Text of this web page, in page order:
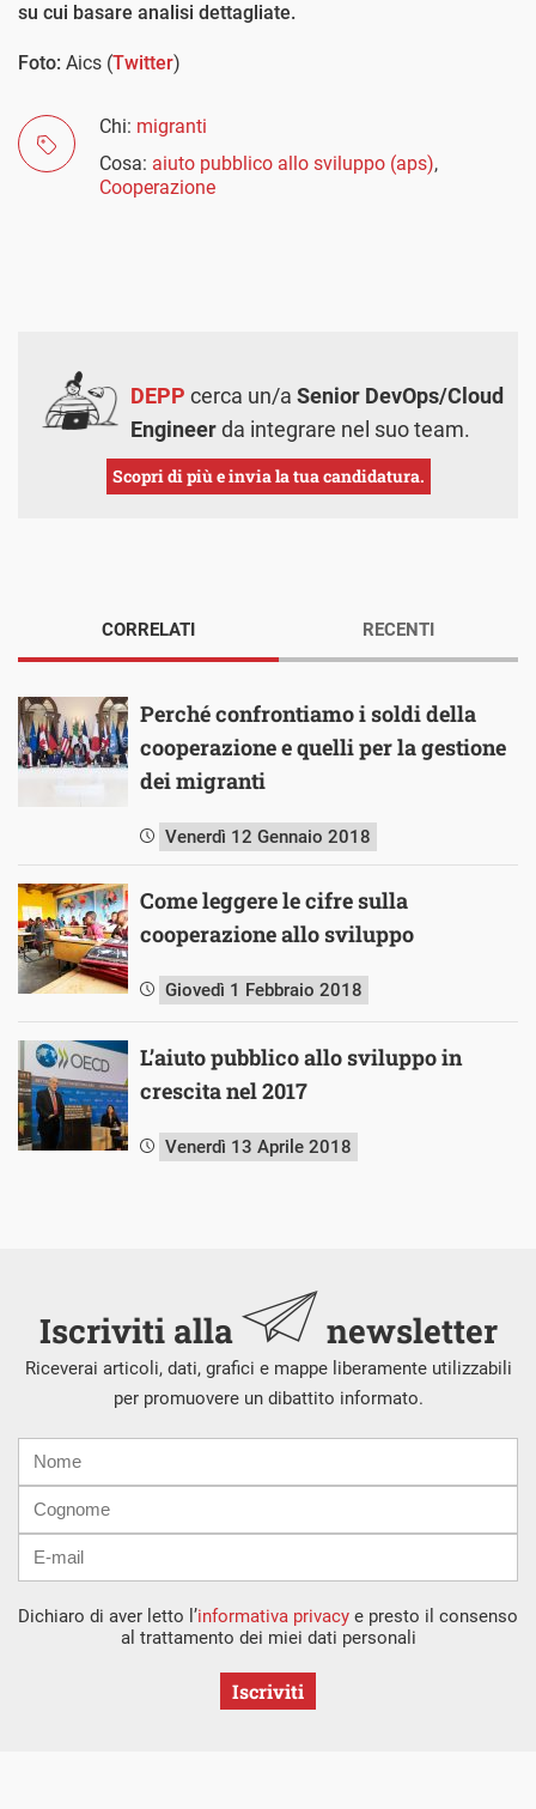
su cui basare analisi dettagliate.
Foto: Aics (Twitter)
Chi: migranti
Cosa: aiuto pubblico allo sviluppo (aps),
Cooperazione
DEPP cerca un/a Senior DevOps/Cloud
Engineerda integrare nel suo team.
Scopri di più e invia la tua candidatura.
CORRELATI
Perché confrontiamo i soldi della
cooperazione e quelli per la gestione
dei migranti
Venerdì 12 Gennaio 2018
Come leggere le cifre sulla
cooperazione allo sviluppo
Giovedì 1 Febbraio 2018
L’aiuto pubblico allo sviluppo in
crescita nel 2017
Venerdì 13 Aprile 2018
RECENTI
Iscriviti alla newsletter
Riceverai articoli, dati, grafici e mappe liberamente utilizzabili
per promuovere un dibattito informato.
mail
Dichiaro di aver letto l’informativa privacy e presto il consenso
al trattamento dei miei dati personali
Iscriviti